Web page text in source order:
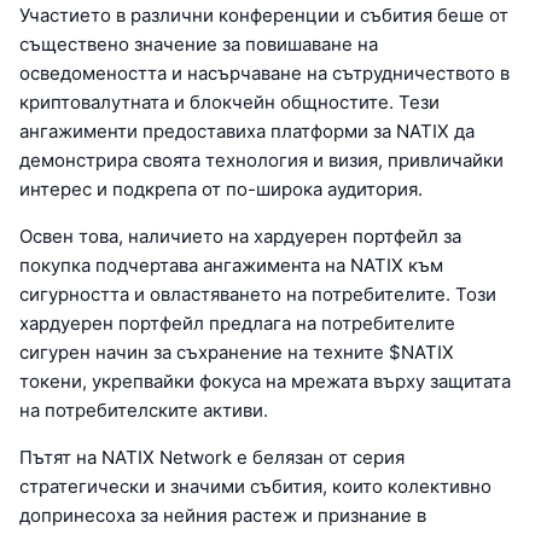
Участието в различни конференции и събития беше от
съществено значение за повишаване на
осведомеността и насърчаване на сътрудничеството в
криптовалутната и блокчейн общностите. Тези
ангажименти предоставиха платформи за NATIX да
демонстрира своята технология и визия, привличайки
интерес и подкрепа от по-широка аудитория.
Освен това, наличието на хардуерен портфейл за
покупка подчертава ангажимента на NATIX към
сигурността и овластяването на потребителите. Този
хардуерен портфейл предлага на потребителите
сигурен начин за съхранение на техните $NATIX
токени, укрепвайки фокуса на мрежата върху защитата
на потребителските активи.
Пътят на NATIX Network е белязан от серия
стратегически и значими събития, които колективно
допринесоха за нейния растеж и признание в